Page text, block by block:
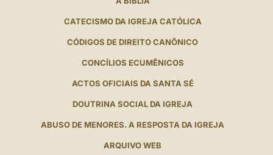
CATECISMO DA IGREJA CATÓLICA
CÓDIGOS DE DIREITO CANÔNICO
CONCÍLIOS ECUMÊNICOS
ACTOS OFICIAIS DA SANTA SÉ
DOUTRINA SOCIAL DA IGREJA
ABUSO DE MENORES. A RESPOSTA DA IGREJA
ARQUIVO WEB